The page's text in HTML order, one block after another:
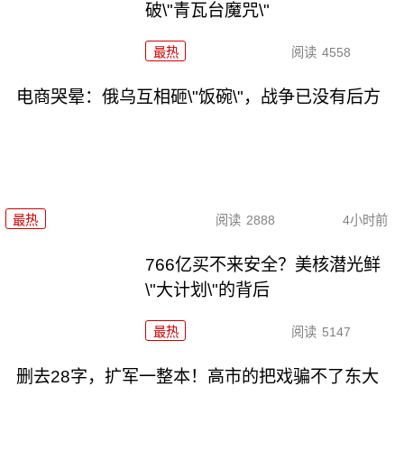
破\"青瓦台魔咒\"
最热 阅读 4558
电商哭晕：俄乌互相砸\"饭碗\"，战争已没有后方
最热 阅读 2888 4小时前
766亿买不来安全？美核潜光鲜
\"大计划\"的背后
最热 阅读 5147
删去28字，扩军一整本！高市的把戏骗不了东大